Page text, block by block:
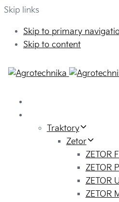
Skip links
Skip to primary
Skip to content
Traktory
Zetor
ZETOR
ZETOR
ZETOR
ZETOR